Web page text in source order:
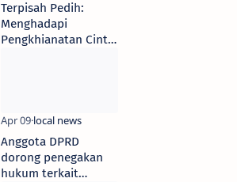
Terpisah Pedih:
Menghadapi
Pengkhianatan Cinta
Anggota DPRD
dorong penegakan
hukum terkait